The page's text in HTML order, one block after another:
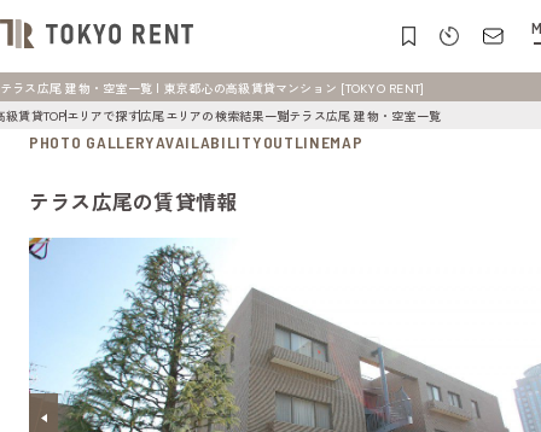
テラス広尾 建物・空室一覧 | 東京都心の高級賃貸マンション [TOKYO RENT]
級賃貸TOPエリアで探す広尾エリアの検索結果一覧テラス広尾 建物・空室一覧
PHOTO GALLERYAVAILABILITYOUTLINEMAP
テラス広尾の賃貸情報